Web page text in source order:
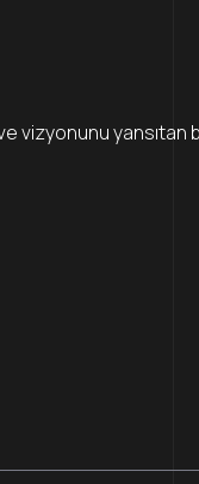
vizyonunu yansıtan